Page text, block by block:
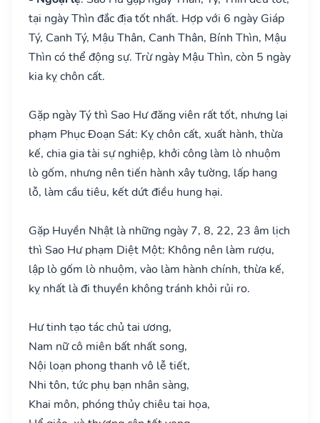
tại ngày Thìn đắc địa tốt nhất. Hợp với 6 ngày Giáp
Tý, Canh Tý, Mậu Thân, Canh Thân, Bính Thìn, Mậu
Thìn có thể động sự. Trừ ngày Mậu Thìn, còn 5 ngày
kia kỵ chôn cất.
Gặp ngày Tý thì Sao Hư đăng viên rất tốt, nhưng lại
phạm Phục Đoạn Sát: Kỵ chôn cất, xuất hành, thừa
kế, chia gia tài sự nghiệp, khởi công làm lò nhuộm
lò gốm, nhưng nên tiến hành xây tường, lấp hang
lỗ, làm cầu tiêu, kết dứt điều hung hại.
Gặp Huyền Nhật là những ngày 7, 8, 22, 23 âm lịch
thì Sao Hư phạm Diệt Một: Không nên làm rượu,
lập lò gốm lò nhuộm, vào làm hành chính, thừa kế,
kỵ nhất là đi thuyền không tránh khỏi rủi ro.
Hư tinh tạo tác chủ tai ương,
Nam nữ cô miên bất nhất song,
Nội loạn phong thanh vô lễ tiết,
Nhi tôn, tức phụ bạn nhân sàng,
Khai môn, phóng thủy chiêu tai họa,